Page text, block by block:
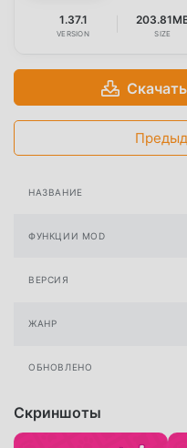
1.37.1
VERSION SIZE
НАЗВАНИЕ
ФУНКЦИИ MOD
ВЕРСИЯ
ЖАНР
ОБНОВЛЕНО
Скриншоты